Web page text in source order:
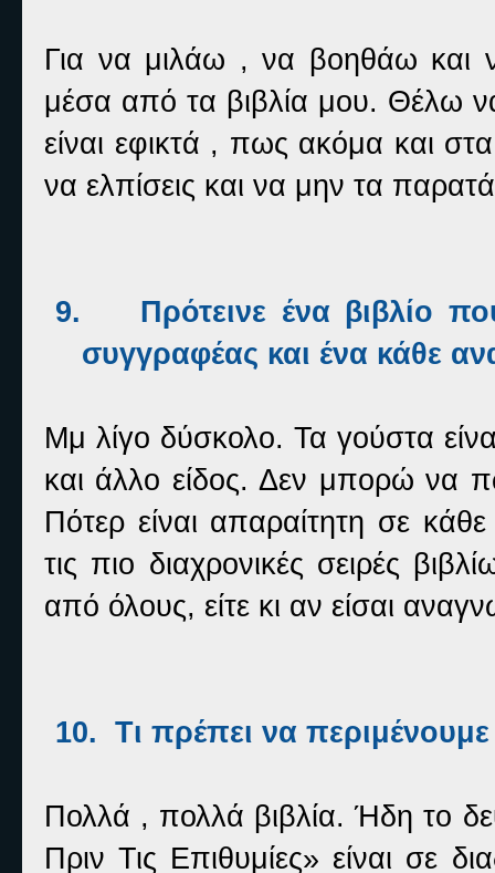
Για να μιλάω , να βοηθάω
μέσα από τα βιβλία μου. Θέλω
είναι εφικτά , πως ακόμα και
να ελπίσεις και να μην τα
9.
Πρότεινε ένα βιβλίο
συγγραφέας και ένα κάθε
Μμ λίγο δύσκολο. Τα γούστα
και άλλο είδος. Δεν μπορώ
Πότερ είναι απαραίτητη σε
τις πιο διαχρονικές σειρές
από όλους, είτε κι αν είσαι
10. Τι πρέπει να
Πολλά , πολλά βιβλία. Ήδη το
Πριν Τις Επιθυμίες» είναι σε